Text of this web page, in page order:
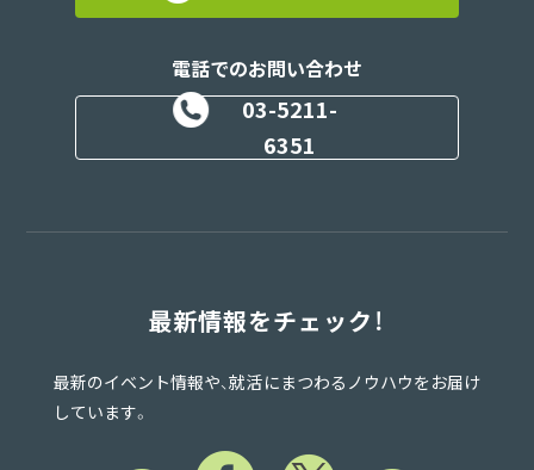
電話でのお問い合わせ
03-5211-
6351
最新情報をチェック！
最新のイベント情報や、就活にまつわるノウハウをお届け
しています。